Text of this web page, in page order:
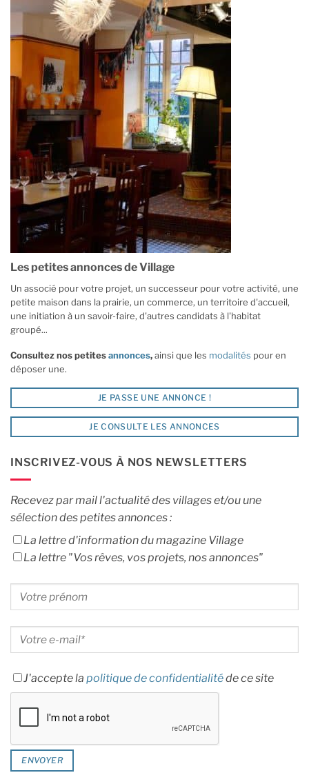
Les petites annonces de Village
Un associé pour votre projet, un successeur pour votre activité, une
petite maison dans la prairie, un commerce, un territoire d'accueil,
une initiation à un savoir-faire, d'autres candidats à l'habitat
groupé...
Consultez nos petitesannonces,ainsi que les modalités pour en
déposer une.
JE PASSE UNE ANNONCE !
JE CONSULTE LES ANNONCES
INSCRIVEZ-VOUS À NOS NEWSLETTERS
Recevez par mail l'actualité des villages et/ou une
sélection des petites annonces :
La lettre d'information du magazine Village
La lettre "Vos rêves, vos projets, nos annonces"
J'accepte la politique de confidentialitéde ce site